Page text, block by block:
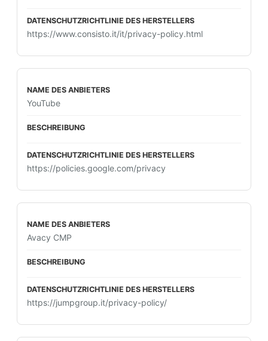
https://www.consisto.it/it/privacy-policy.html
YouTube
https://policies.google.com/privacy
Avacy CMP
https://jumpgroup.it/privacy-policy/